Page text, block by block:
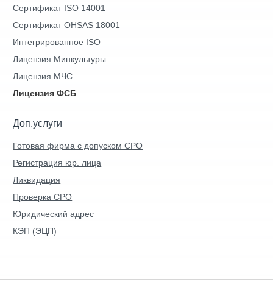
Сертификат ISO 14001
Сертификат OHSAS 18001
Интегрированное ISO
Лицензия Минкультуры
Лицензия МЧС
Лицензия ФСБ
Доп.услуги
Готовая фирма с допуском СРО
Регистрация юр. лица
Ликвидация
Проверка СРО
Юридический адрес
КЭП (ЭЦП)